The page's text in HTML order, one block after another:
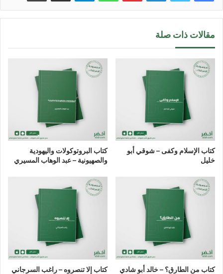
مقالات ذات صلة
كتاب الإسلام وكفى – شوقي أبو
خليل
كتاب البروتوكولات واليهودية
والصهيونية – عبد الوهاب المسيري
كتاب من الطارق؟ – خالد أبو شادي كتاب إلا تنصروه – راغب السرجاني